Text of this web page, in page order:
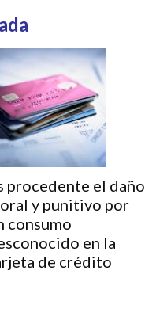
procedente el daño
y punitivo por
consumo
en la
de crédito